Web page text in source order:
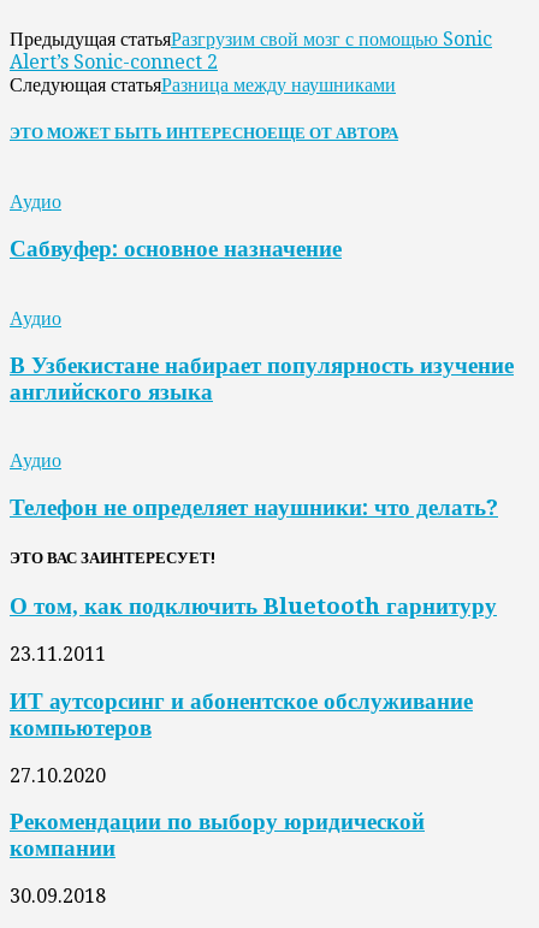
Предыдущая статьяРазгрузим свой мозг с помощью Sonic
Alert’s Sonic-connect 2
Следующая статьяРазница между наушниками
ЭТО МОЖЕТ БЫТЬ ИНТЕРЕСНОЕЩЕ ОТ АВТОРА
Аудио
Сабвуфер: основное назначение
Аудио
В Узбекистане набирает популярность изучение
английского языка
Аудио
Телефон не определяет наушники: что делать?
ЭТО ВАС ЗАИНТЕРЕСУЕТ!
О том, как подключить Bluetooth гарнитуру
23.11.2011
ИТ аутсорсинг и абонентское обслуживание
компьютеров
27.10.2020
Рекомендации по выбору юридической
компании
30.09.2018